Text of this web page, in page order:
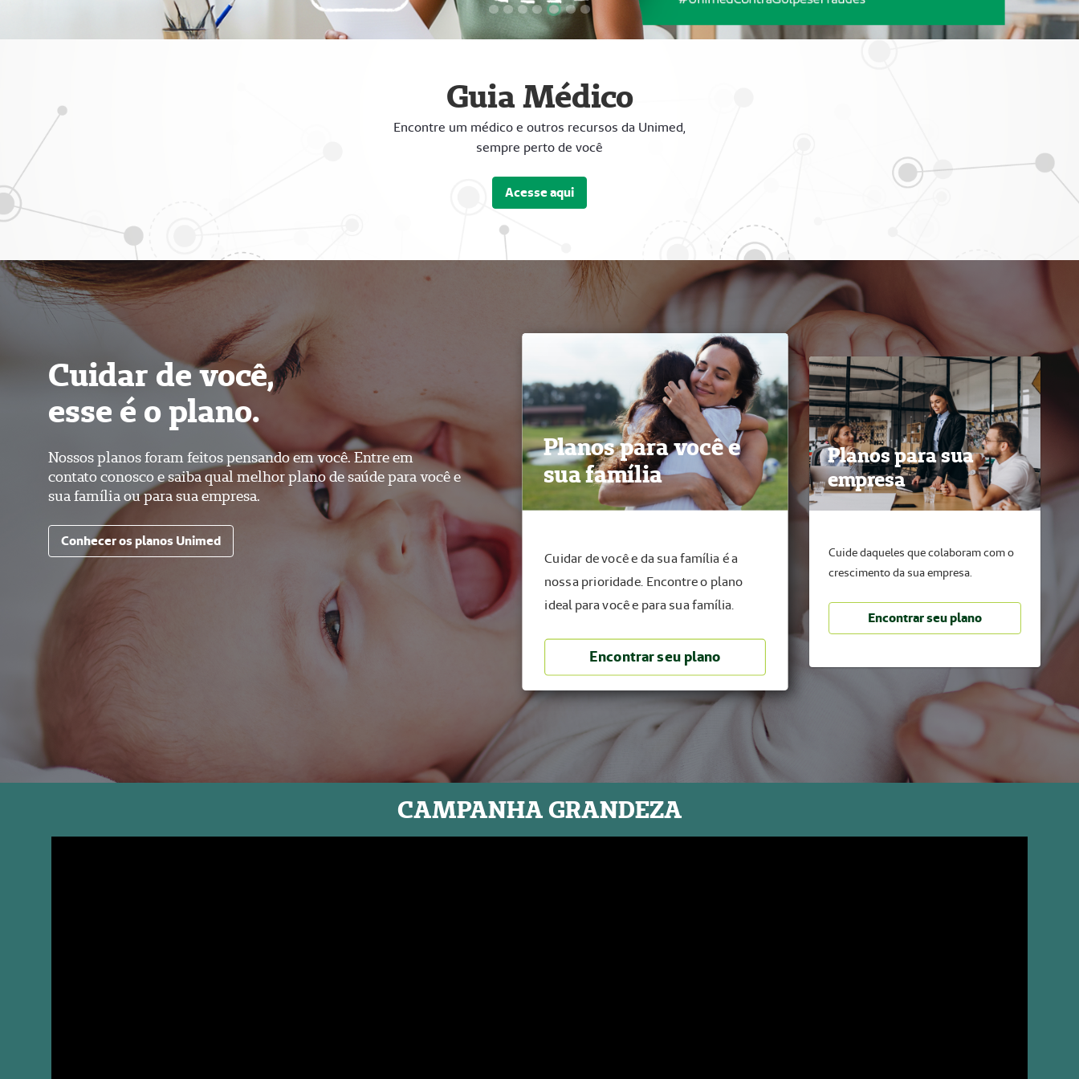
Focar slide
Focar slide
Focar slide
Focar slide
Focar slide
Focar slide
Focar slide
Guia Médico
Encontre um médico e outros recursos da Unimed,
sempre perto de você
Acesse aqui
Cuidar de você,
esse é o plano.
Nossos planos foram feitos pensando em você. Entre em
contato conosco e saiba qual melhor plano de saúde para você e
sua família ou para sua empresa.
Conhecer os planos Unimed
Planos para você e
sua família
Cuidar de você e da sua família é a
nossa prioridade. Encontre o plano
ideal para você e para sua família.
Encontrar seu plano
Planos para sua
empresa
Cuide daqueles que colaboram com o
crescimento da sua empresa.
Encontrar seu plano
CAMPANHA GRANDEZA